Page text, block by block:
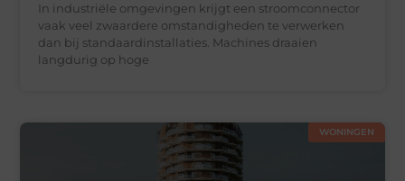
In industriële omgevingen krijgt een stroomconnector
vaak veel zwaardere omstandigheden te verwerken
dan bij standaardinstallaties. Machines draaien
langdurig op hoge
WONINGEN